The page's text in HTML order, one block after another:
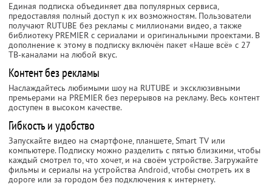
Единая подписка объединяет два популярных сервиса,
предоставляя полный доступ к их возможностям. Пользователи
получают RUTUBE без рекламы с миллионами видео, а также
библиотеку PREMIER с сериалами и оригинальными проектами. В
дополнение к этому в подписку включён пакет «Наше всё» с 27
ТВ-каналами на любой вкус.
Контент без рекламы
Наслаждайтесь любимыми шоу на RUTUBE и эксклюзивными
премьерами на PREMIER без перерывов на рекламу. Весь контент
доступен в высоком качестве.
Гибкость и удобство
Запускайте видео на смартфоне, планшете, Smart TV или
компьютере. Подписку можно разделить с пятью близкими, чтобы
каждый смотрел то, что хочет, и на своём устройстве. Загружайте
фильмы и сериалы на устройства Android, чтобы смотреть их в
дороге или за городом без подключения к интернету.